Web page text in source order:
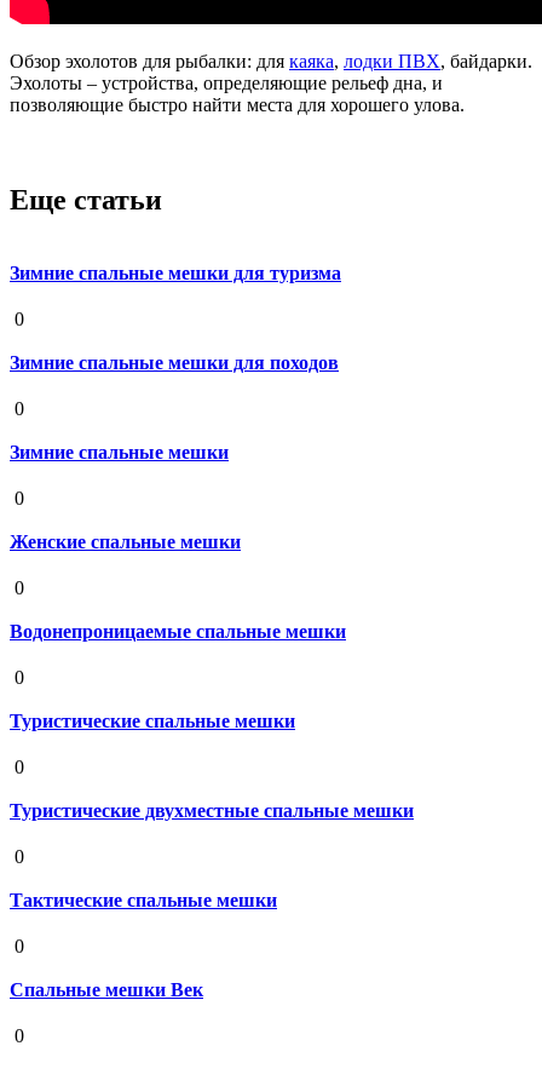
Обзор эхолотов для рыбалки: для каяка, лодки ПВХ, байдарки.
Эхолоты – устройства, определяющие рельеф дна, и
позволяющие быстро найти места для хорошего улова.
Еще статьи
Зимние спальные мешки для туризма
0
Зимние спальные мешки для походов
0
Зимние спальные мешки
0
Женские спальные мешки
0
Водонепроницаемые спальные мешки
0
Туристические спальные мешки
0
Туристические двухместные спальные мешки
0
Тактические спальные мешки
0
Спальные мешки Век
0